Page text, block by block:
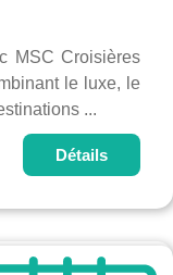
MSC Croisières
le luxe, le
...
Détails